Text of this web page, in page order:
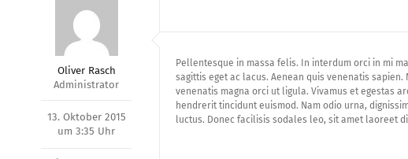
Oliver Rasch
Administrator
13. Oktober 2015
um 3:35 Uhr
Pellentesque in massa felis. In interdum orci in mi
sagittis eget ac lacus. Aenean quis venenatis
venenatis magna orci ut ligula. Vivamus et egestas
hendrerit tincidunt euismod. Nam odio urna,
luctus. Donec facilisis sodales leo, sit amet laoreet